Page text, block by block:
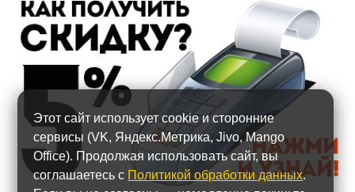
Этот сайт использует cookie и сторонние
сервисы (VK, Яндекс.Метрика, Jivo, Mango
Office). Продолжая использовать сайт, вы
соглашаетесь с Политикой обработки данных.